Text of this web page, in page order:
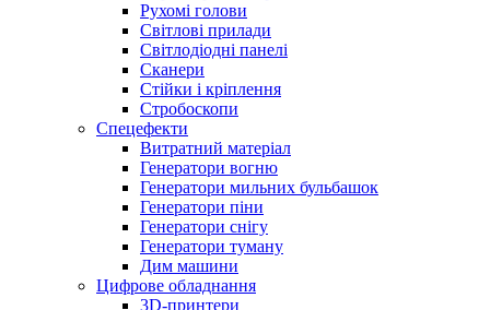
Рухомі голови
Світлові прилади
Світлодіодні панелі
Сканери
Стійки і кріплення
Стробоскопи
Спецефекти
Витратний матеріал
Генератори вогню
Генератори мильних бульбашок
Генератори піни
Генератори снігу
Генератори туману
Дим машини
Цифрове обладнання
3D-принтери